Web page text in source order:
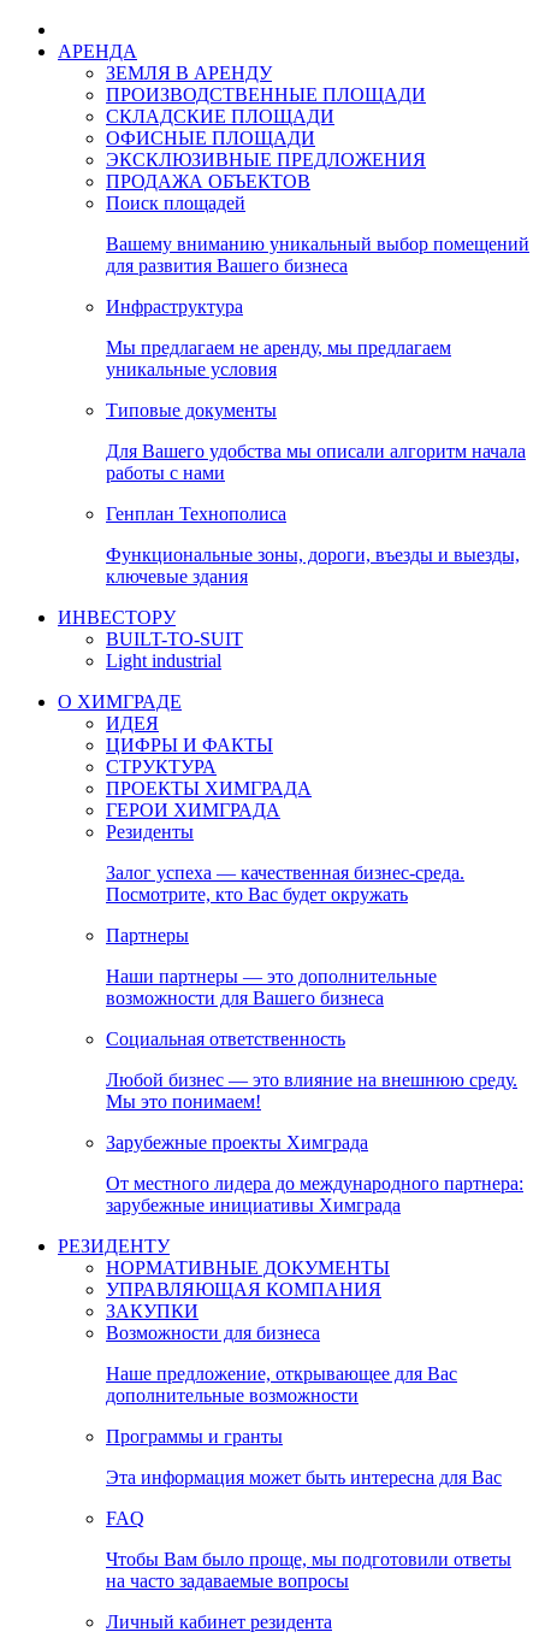
АРЕНДА
ЗЕМЛЯ В АРЕНДУ
ПРОИЗВОДСТВЕННЫЕ ПЛОЩАДИ
СКЛАДСКИЕ ПЛОЩАДИ
ОФИСНЫЕ ПЛОЩАДИ
ЭКСКЛЮЗИВНЫЕ ПРЕДЛОЖЕНИЯ
ПРОДАЖА ОБЪЕКТОВ
Поиск площадей
Вашему вниманию уникальный выбор помещений
для развития Вашего бизнеса
Инфраструктура
Мы предлагаем не аренду, мы предлагаем
уникальные условия
Типовые документы
Для Вашего удобства мы описали алгоритм начала
работы с нами
Генплан Технополиса
Функциональные зоны, дороги, въезды и выезды,
ключевые здания
ИНВЕСТОРУ
BUILT-TO-SUIT
Light industrial
О ХИМГРАДЕ
ИДЕЯ
ЦИФРЫ И ФАКТЫ
СТРУКТУРА
ПРОЕКТЫ ХИМГРАДА
ГЕРОИ ХИМГРАДА
Резиденты
Залог успеха — качественная бизнес-среда.
Посмотрите, кто Вас будет окружать
Партнеры
Наши партнеры — это дополнительные
возможности для Вашего бизнеса
Социальная ответственность
Любой бизнес — это влияние на внешнюю среду.
Мы это понимаем!
Зарубежные проекты Химграда
От местного лидера до международного партнера:
зарубежные инициативы Химграда
РЕЗИДЕНТУ
НОРМАТИВНЫЕ ДОКУМЕНТЫ
УПРАВЛЯЮЩАЯ КОМПАНИЯ
ЗАКУПКИ
Возможности для бизнеса
Наше предложение, открывающее для Вас
дополнительные возможности
Программы и гранты
Эта информация может быть интересна для Вас
FAQ
Чтобы Вам было проще, мы подготовили ответы
на часто задаваемые вопросы
Личный кабинет резидента